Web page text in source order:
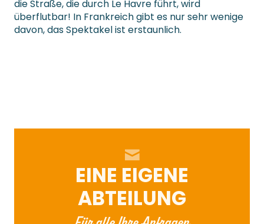
die Straße, die durch Le Havre führt, wird
überflutbar! In Frankreich gibt es nur sehr wenige
davon, das Spektakel ist erstaunlich.
EINE EIGENE
ABTEILUNG